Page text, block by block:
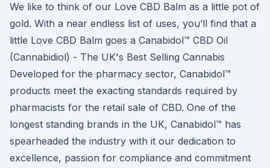
We like to think of our Love CBD Balm as a little pot of
gold. With a near endless list of uses, you’ll find that a
little Love CBD Balm goes a Canabidol™ CBD Oil
(Cannabidiol) - The UK's Best Selling Cannabis
Developed for the pharmacy sector, Canabidol™
products meet the exacting standards required by
pharmacists for the retail sale of CBD. One of the
longest standing brands in the UK, Canabidol™ has
spearheaded the industry with it our dedication to
excellence, passion for compliance and commitment